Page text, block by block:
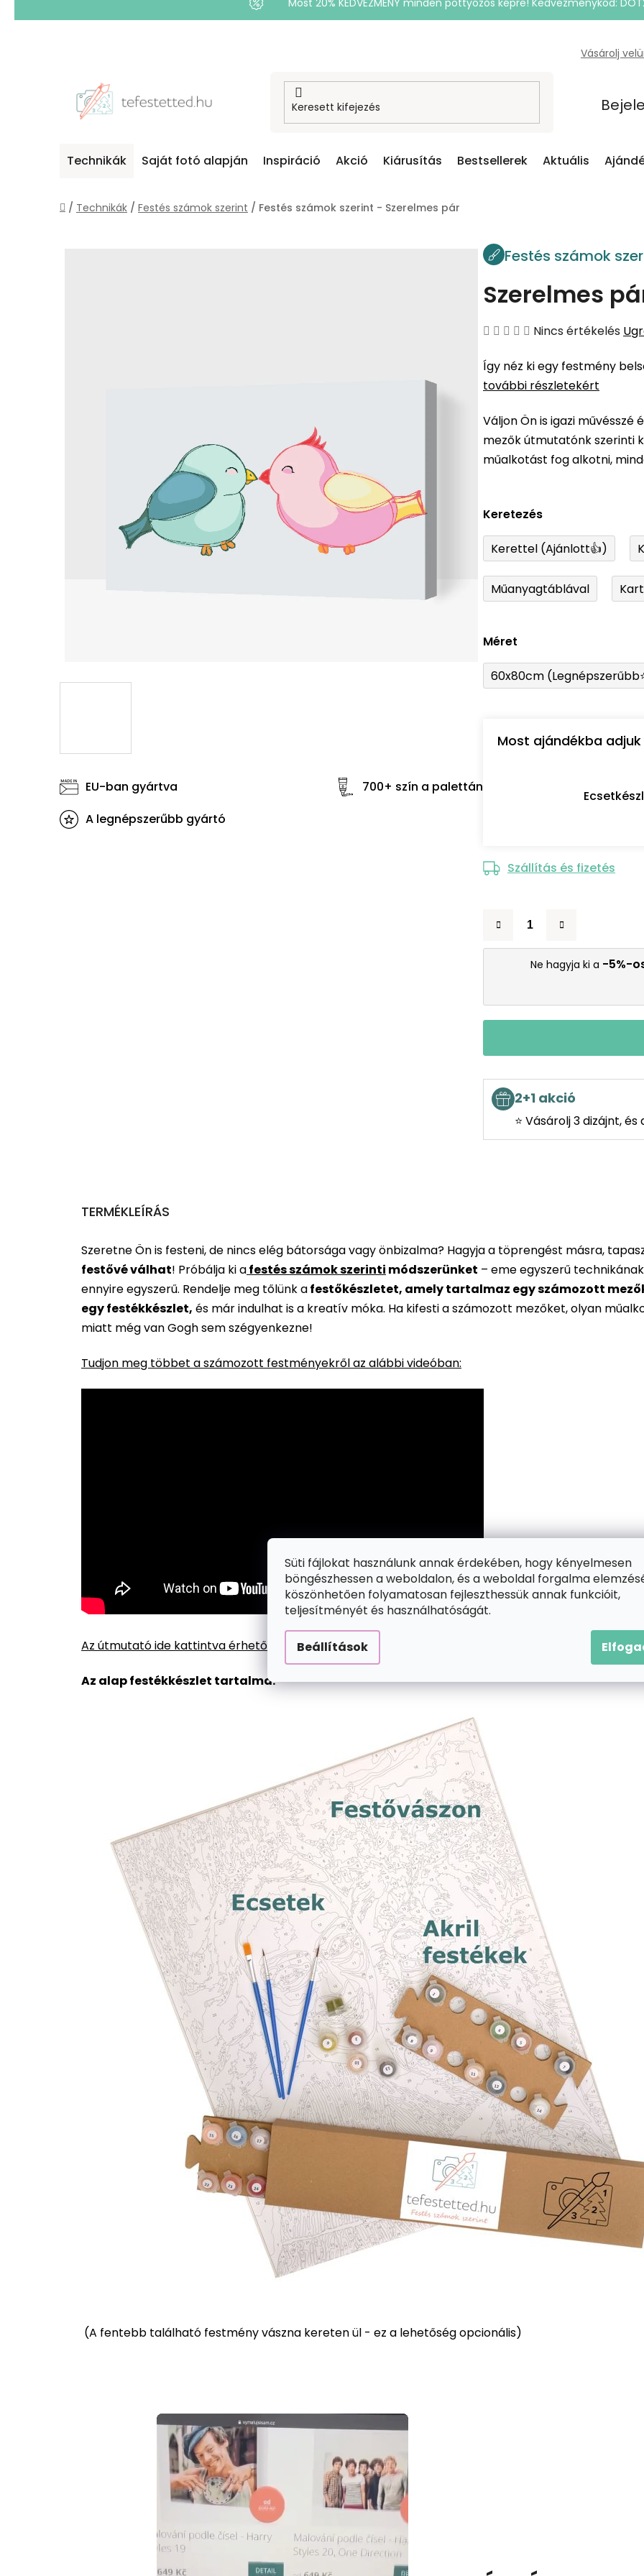
Süti fájlokat használunk annak érdekében, hogy kényelmesen
böngészhessen a weboldalon, és a weboldal forgalma
köszönhetően folyamatosan fejleszthessük annak funkcióit,
teljesítményét és használhatóságát.
Beállítások
Most 20% KEDVEZMÉNY minden pöttyözős képre! Kedvezménykód:
Vásárolj
Technikák Saját fotó alapján Inspiráció Akció Kiárusítás Bestsellerek Aktuális
Kezdőlap
/ Technikák / Festés számok szerint / Festés számok szerint - Szerelmes pár
Festés számok
Szerelmes
A
átlagos
értékelése
ből
0,0
csillag.
Nincs értékelés
Így néz ki egy festmény
további részletekért
Váljon Ön is igazi
mezők útmutatónk szerinti
műalkotást fog alkotni,
Keretezés
Kerettel (Ajánlott👍)
Műanyagtáblával
Méret
60x80cm
Most ajándékba
Szállítás és fizetés
Ne hagyja ki a -5%-
2+1 akció
⭐ Vásárolj 3 dizájnt,
EU-ban gyártva
700+ szín a palettán
A legnépszerűbb gyártó
TERMÉKLEÍRÁS
Szeretne Ön is festeni, de nincs elég bátorsága vagy önbizalma? Hagyja a töprengést másra,
festővé válhat! Próbálja ki afestés számok szerinti módszerünket – eme egyszerű
ennyire egyszerű. Rendelje meg tőlünk afestőkészletet, amely tartalmaz egy számozott
egy festékkészlet, és már indulhat is a kreatív móka. Ha kifesti a számozott mezőket, olyan
miatt még van Gogh sem szégyenkezne!
Tudjon meg többet a számozott festményekről az alábbi videóban:
Az útmutató ide kattintva érhető el.
Az alap festékkészlet tartalma:
(A fentebb található festmény vászna kereten ül - ez a lehetőség opcionális)